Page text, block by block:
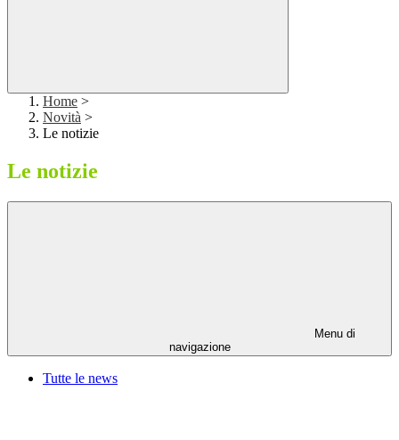
Home >
Novità >
Le notizie
Le notizie
Menu di
navigazione
Tutte le news